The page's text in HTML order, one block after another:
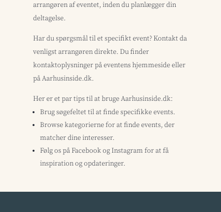
arrangøren af eventet, inden du planlægger din
deltagelse.
Har du spørgsmål til et specifikt event? Kontakt da
venligst arrangøren direkte. Du finder
kontaktoplysninger på eventens hjemmeside eller
på Aarhusinside.dk.
Her er et par tips til at bruge Aarhusinside.dk:
Brug søgefeltet til at finde specifikke events.
Browse kategorierne for at finde events, der
matcher dine interesser.
Følg os på Facebook og Instagram for at få
inspiration og opdateringer.